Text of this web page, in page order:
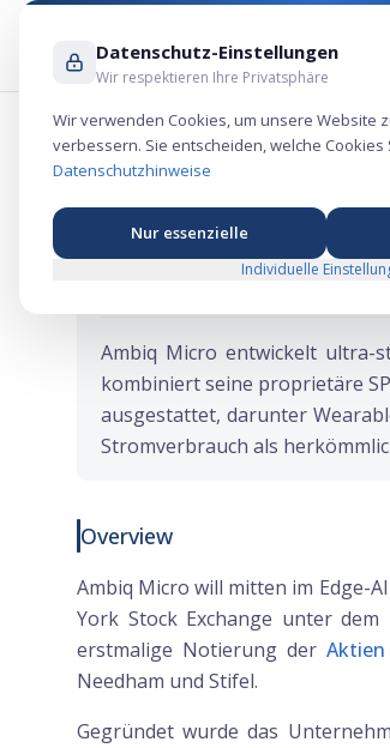
Ambiq Micro IPO: Ultra-
Ticker: AMBQ
Ambiq Micro entwickelt ultra-
kombiniert seine proprietäre
ausgestattet, darunter
Stromverbrauch als
Overview
Ambiq Micro will mitten im Edge-
York Stock Exchange unter
erstmalige Notierung der Aktien
Needham und Stifel.
Gegründet wurde das
Datenschutz-Einstellungen
Wir respektieren Ihre Privatsphäre
Wir verwenden Cookies, um unsere Website
verbessern. Sie entscheiden, welche Cookies
Datenschutzhinweise
Nur essenzielle
Individuelle